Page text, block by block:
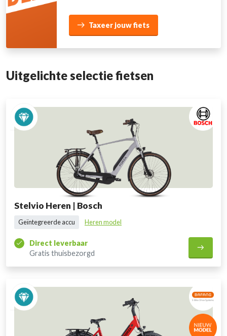
Taxeer jouw fiets
Uitgelichte selectie fietsen
Stelvio Heren | Bosch
Geïntegreerde accu Heren model
Direct leverbaar
Gratis thuisbezorgd